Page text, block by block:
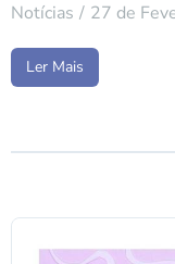
Notícias 27 de
Ler Mais